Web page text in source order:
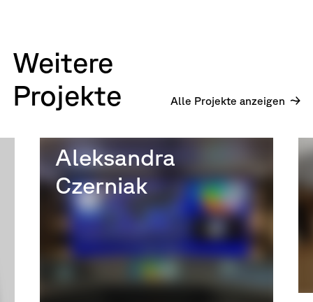
Weitere
Projekte
Alle Projekte anzeigen
Aleksandra
Czerniak